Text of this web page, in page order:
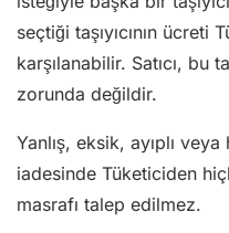
seçtiği taşıyıcının ücreti
karşılanabilir. Satıcı, bu
zorunda değildir.
Yanlış, eksik, ayıplı
iadesinde Tüketiciden
masrafı talep edilmez.